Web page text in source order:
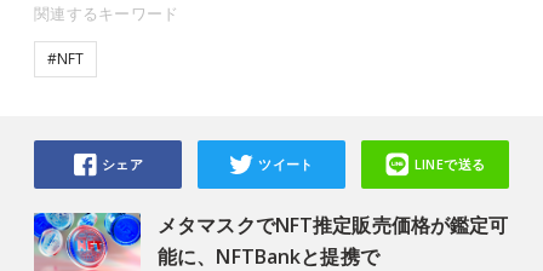
関連するキーワード
#NFT
メタマスクでNFT推定販売価格が鑑定可
能に、NFTBankと提携で
シェア ツイート LINEで送る